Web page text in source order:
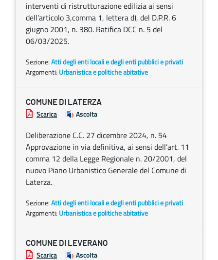
interventi di ristrutturazione edilizia ai sensi
dell’articolo 3,comma 1, lettera d), del D.P.R. 6
giugno 2001, n. 380. Ratifica DCC n. 5 del
06/03/2025.
Sezione:Atti degli enti locali e degli enti pubblici e privati
Argomenti: Urbanistica e politiche abitative
COMUNE DI LATERZA
Scarica Ascolta
Deliberazione C.C. 27 dicembre 2024, n. 54
Approvazione in via definitiva, ai sensi dell’art. 11
comma 12 della Legge Regionale n. 20/2001, del
nuovo Piano Urbanistico Generale del Comune di
Laterza.
Sezione:Atti degli enti locali e degli enti pubblici e privati
Argomenti: Urbanistica e politiche abitative
COMUNE DI LEVERANO
Scarica Ascolta